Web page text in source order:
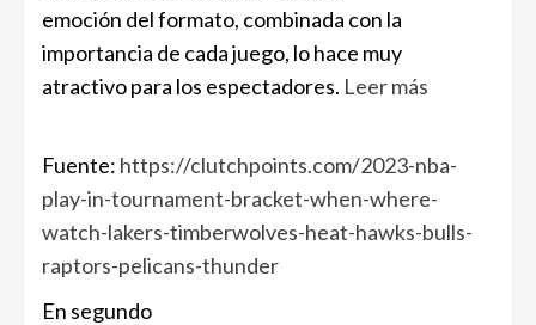
emoción del formato, combinada con la
importancia de cada juego, lo hace muy
atractivo para los espectadores. Leer más
Fuente: https://clutchpoints.com/2023-nba-
play-in-tournament-bracket-when-where-
watch-lakers-timberwolves-heat-hawks-bulls-
raptors-pelicans-thunder
En segundo